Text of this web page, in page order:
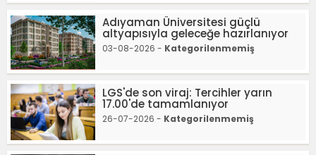
Adıyaman Üniversitesi güçlü
altyapısıyla geleceğe hazırlanıyor
03-08-2026 - Kategorilenmemiş
LGS'de son viraj: Tercihler yarın
17.00'de tamamlanıyor
26-07-2026 - Kategorilenmemiş